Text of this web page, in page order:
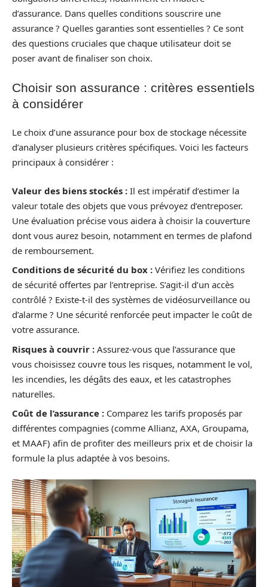
d’assurance. Dans quelles conditions souscrire une
assurance ? Quelles garanties sont essentielles ? Ce sont
des questions cruciales que chaque utilisateur doit se
poser avant de finaliser son choix.
Choisir son assurance : critères essentiels
à considérer
Le choix d’une assurance pour box de stockage nécessite
d’analyser plusieurs critères spécifiques. Voici les facteurs
principaux à considérer :
Valeur des biens stockés : Il est impératif d’estimer la
valeur totale des objets que vous prévoyez d’entreposer.
Une évaluation précise vous aidera à choisir la couverture
dont vous aurez besoin, notamment en termes de plafond
de remboursement.
Conditions de sécurité du box : Vérifiez les conditions
de sécurité offertes par l’entreprise. S’agit-il d’un accès
contrôlé ? Existe-t-il des systèmes de vidéosurveillance ou
d’alarme ? Une sécurité renforcée peut impacter le coût de
votre assurance.
Risques à couvrir : Assurez-vous que l’assurance que
vous choisissez couvre tous les risques, notamment le vol,
les incendies, les dégâts des eaux, et les catastrophes
naturelles.
Coût de l’assurance : Comparez les tarifs proposés par
différentes compagnies (comme Allianz, AXA, Groupama,
et MAAF) afin de profiter des meilleurs prix et de choisir la
formule la plus adaptée à vos besoins.